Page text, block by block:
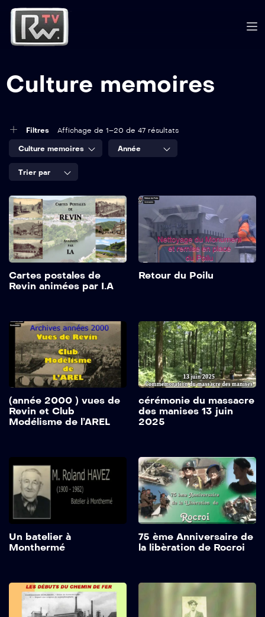
Culture memoires
Filtres Affichage de 1–20 de 47 résultats
Culture memoires Année
Trier par
Cartes postales de
Revin animées par I.A
Retour du Poilu
(année 2000 ) vues de
Revin et Club
Modélisme de l’AREL
cérémonie du massacre
des manises 13 juin
2025
Un batelier à
Monthermé
75 ème Anniversaire de
la libèration de Rocroi